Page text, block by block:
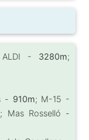
- 3280m;
- 910m; M-15 -
; Mas Rosselló -